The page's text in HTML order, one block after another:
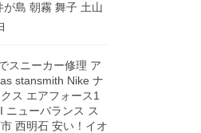
が島 朝霧 舞子 土山
スニーカー修理 ア
stansmith Nike ナ
ス エアフォース1
ニューバランス ス
西明石 安い！イオ